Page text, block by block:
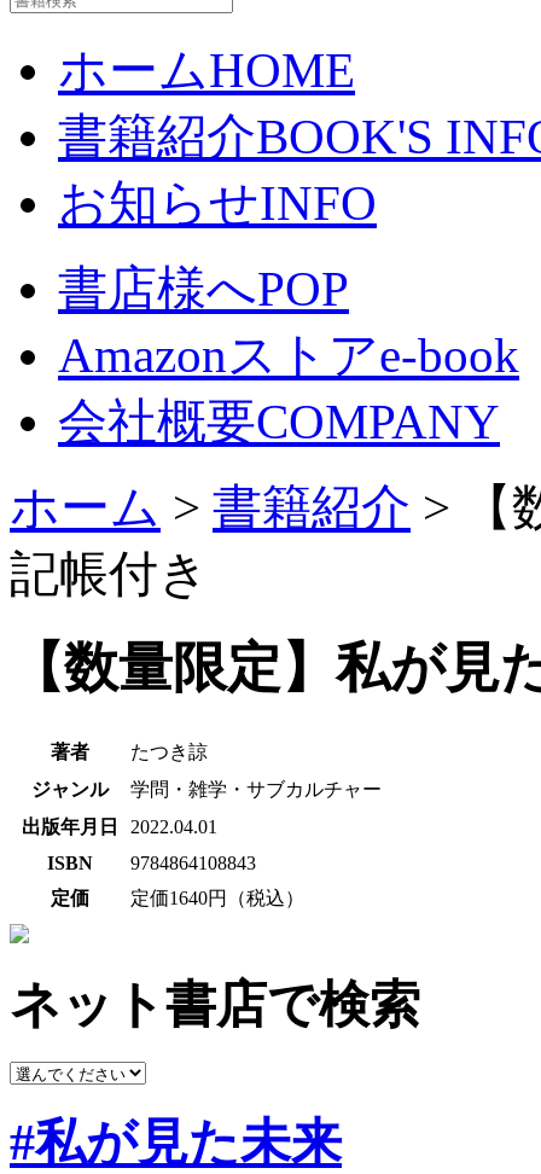
ホームHOME
書籍紹介BOOK'S
お知らせINFO
書店様へPOP
Amazonストアe-book
会社概要COMPANY
ホーム > 書籍紹介 > 【
記帳付き
【数量限定】私が見
著者
たつき諒
ジャンル
学問・雑学・サブカルチャー
出版年月日
2022.04.01
ISBN
9784864108843
定価
定価1640円（税込）
ネット書店で検索
#私が見た未来